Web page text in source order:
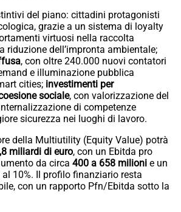
del piano: cittadini protagonisti
grazie a un sistema di loyalty
virtuosi nella raccolta
riduzione dell’impronta ambientale;
, con oltre 240.000 nuovi contatori
e illuminazione pubblica
cities; investimenti per
sociale, con valorizzazione del
di competenze
sicurezza nei luoghi di lavoro.
della Multiutility (Equity Value) potrà
miliardi di euro, con un Ebitda pro
da circa 400 a 658 milioni e un
10%. Il profilo finanziario resta
con un rapporto Pfn/Ebitda sotto la